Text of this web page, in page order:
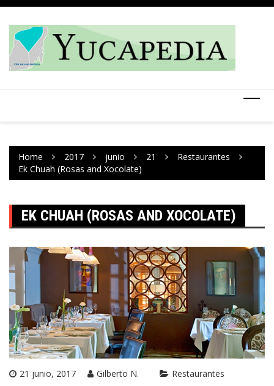
Skip
content
Home 2017 junio 21
Restaurantes
Ek Chuah (Rosas and Xocolate)
EK CHUAH (ROSAS AND XOCOLATE)
21 junio, 2017 Gilberto N. Restaurantes